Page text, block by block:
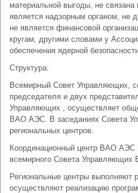
материальной выгоды, не
является надзорным органом, не
не является финансовой
кругам, другими словами у
обеспечения ядерной
Структура:
Всемирный Совет Управляющих,
председателя и двух
Управляющих , осуществляет
ВАО АЭС. В заседаниях Совета
региональных центров.
Координационный центр ВАО АЭС
всемирного Совета
Региональные центры
осуществляют реализацию